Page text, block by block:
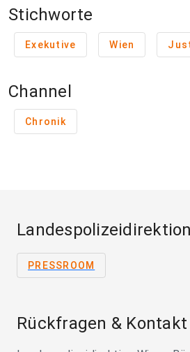
Stichworte
Exekutive Wien
Channel
Chronik
PRESSROOM
Rückfragen & Kontakt